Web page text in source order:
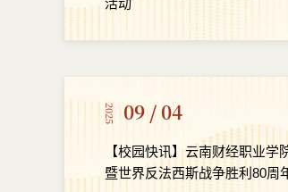
2025 09 / 04
【校园快讯】云南财经职业
暨世界反法西斯战争胜利80周